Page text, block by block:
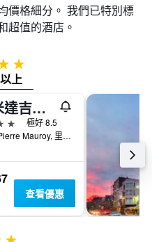
價格細分。 我們已特別標
超值的酒店。
星級
上
樂艾米達吉甘托里斯簽名精品酒店
極好 8.5
224 Rue Pierre Mauroy, 里爾, 諾爾省, 法國
查看優惠